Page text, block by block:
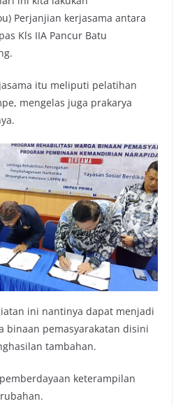
Perjanjian kerjasama antara
Kls IIA Pancur Batu
itu meliputi pelatihan
mengelas juga prakarya
ini nantinya dapat menjadi
binaan pemasyarakatan disini
tambahan.
keterampilan